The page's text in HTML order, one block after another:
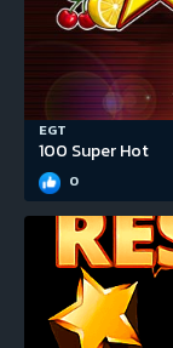
EGT
100 Super Hot
0